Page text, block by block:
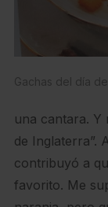
Gachas del día
una cantara. Y
de Inglaterra”.
contribuyó a
favorito. Me